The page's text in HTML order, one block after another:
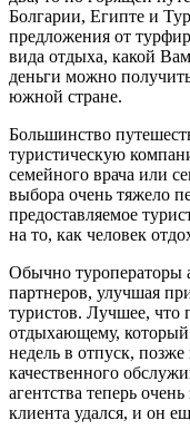
Болгарии, Египте и
предложения от
вида отдыха, какой
деньги можно
южной стране.
Большинство
туристическую
семейного врача или
выбора очень тяжело
предоставляемое
на то, как человек
Обычно туроператоры
партнеров, улучшая
туристов. Лучшее, что
отдыхающему, который
недель в отпуск,
качественного
агентства теперь
клиента удался, и он